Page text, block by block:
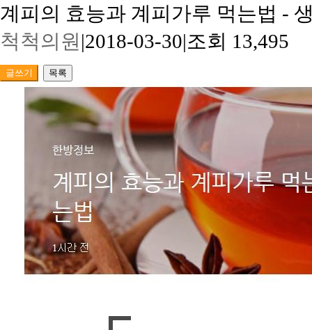
계피의 효능과 계피가루 먹는법 -
척척의원 |2018-03-30|조회 13,495
글쓰기 목록